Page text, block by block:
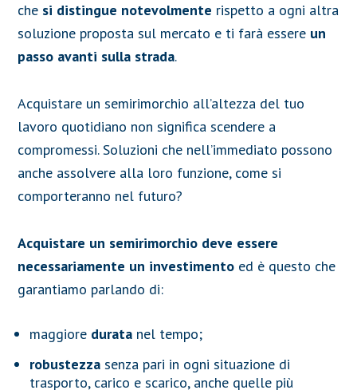
che si distingue notevolmente rispetto a ogni altra
soluzione proposta sul mercato e ti farà essere un
passo avanti sulla strada.
Acquistare un semirimorchio all’altezza del tuo
lavoro quotidiano non significa scendere a
compromessi. Soluzioni che nell’immediato possono
anche assolvere alla loro funzione, come si
comporteranno nel futuro?
Acquistare un semirimorchio deve essere
necessariamente un investimento ed è questo che
garantiamo parlando di:
maggiore durata nel tempo;
robustezza senza pari in ogni situazione di
trasporto, carico e scarico, anche quelle più